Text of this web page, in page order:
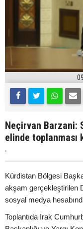
Neçirvan Barzani:
elinde toplanması
.
Kürdistan Bölgesi
akşam gerçekleştirilen
sosyal medya
Toplantıda Irak